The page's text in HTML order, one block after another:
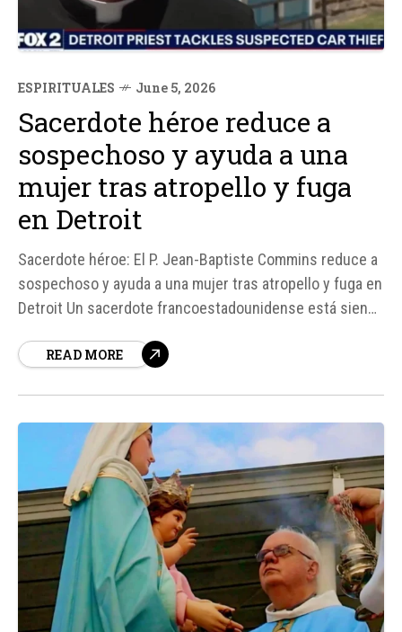
ESPIRITUALES June 5, 2026
Sacerdote héroe reduce a
sospechoso y ayuda a una
mujer tras atropello y fuga
en Detroit
Sacerdote héroe: El P. Jean-Baptiste Commins reduce a
sospechoso y ayuda a una mujer tras atropello y fuga en
Detroit Un sacerdote francoestadounidense está siendo
rápidamente en las inmediaciones del Santuario San
READ MORE